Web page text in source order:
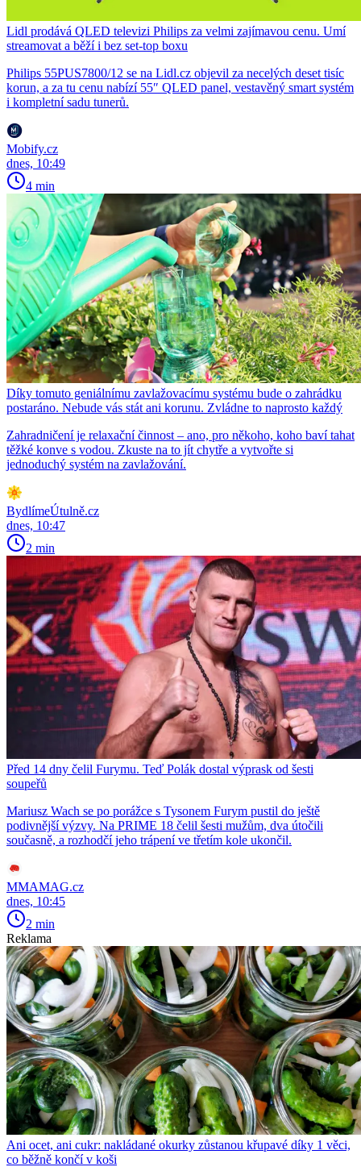
Lidl prodává QLED televizi Philips za velmi zajímavou cenu. Umí
streamovat a běží i bez set-top boxu
Philips 55PUS7800/12 se na Lidl.cz objevil za necelých deset tisíc
korun, a za tu cenu nabízí 55″ QLED panel, vestavěný smart systém
i kompletní sadu tunerů.
Mobify.cz
dnes, 10:49
4 min
Díky tomuto geniálnímu zavlažovacímu systému bude o zahrádku
postaráno. Nebude vás stát ani korunu. Zvládne to naprosto každý
Zahradničení je relaxační činnost – ano, pro někoho, koho baví tahat
těžké konve s vodou. Zkuste na to jít chytře a vytvořte si
jednoduchý systém na zavlažování.
BydlímeÚtulně.cz
dnes, 10:47
2 min
Před 14 dny čelil Furymu. Teď Polák dostal výprask od šesti
soupeřů
Mariusz Wach se po porážce s Tysonem Furym pustil do ještě
podivnější výzvy. Na PRIME 18 čelil šesti mužům, dva útočili
současně, a rozhodčí jeho trápení ve třetím kole ukončil.
MMAMAG.cz
dnes, 10:45
2 min
Reklama
Ani ocet, ani cukr: nakládané okurky zůstanou křupavé díky 1 věci,
co běžně končí v koši